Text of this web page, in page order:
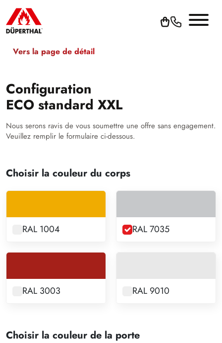
Vers la page de détail
Configuration
ECO standard XXL
Nous serons ravis de vous soumettre une offre sans engagement.
Veuillez remplir le formulaire ci-dessous.
Choisir la couleur du corps
RAL 1004 RAL 7035
RAL 3003 RAL 9010
Choisir la couleur de la porte